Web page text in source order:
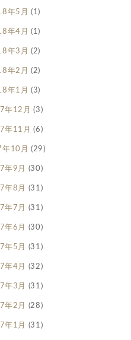
年5月 (1)
年4月 (1)
年3月 (2)
年2月 (2)
年1月 (3)
年12月 (3)
年11月 (6)
10月 (29)
年9月 (30)
年8月 (31)
年7月 (31)
年6月 (30)
年5月 (31)
年4月 (32)
年3月 (31)
年2月 (28)
年1月 (31)